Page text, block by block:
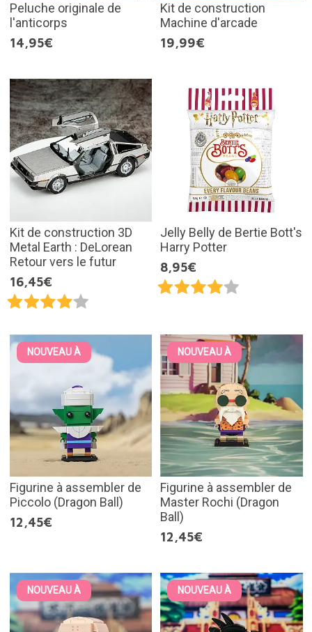
Peluche originale de
l'anticorps
14,95€
Kit de construction
Machine d'arcade
19,99€
Kit de construction 3D
Metal Earth : DeLorean
Retour vers le futur
16,45€
Jelly Belly de Bertie Bott's
Harry Potter
8,95€
NOUVEAU À
Figurine à assembler de
Piccolo (Dragon Ball)
12,45€
NOUVEAU À
Figurine à assembler de
Master Rochi (Dragon
Ball)
12,45€
NOUVEAU À NOUVEAU À